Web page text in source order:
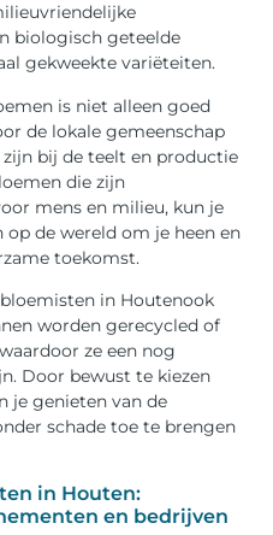
biologisch geteelde
gekweekte variëteiten.
is niet alleen goed
de lokale gemeenschap
bij de teelt en productie
die zijn
mens en milieu, kun je
de wereld om je heen en
toekomst.
in Houtenook
worden gerecycled of
ze een nog
Door bewust te kiezen
je genieten van de
schade toe te brengen
in Houten:
en bedrijven